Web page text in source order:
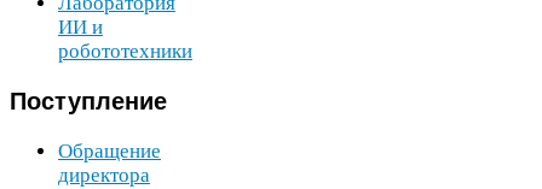
ИИ и
робототехники
Поступление
Обращение
директора